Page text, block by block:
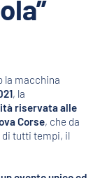
la macchina
, la
riservata alle
Corse, che da
di tutti tempi, il